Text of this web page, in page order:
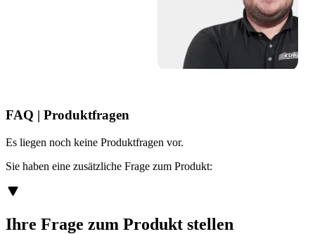
FAQ | Produktfragen
Es liegen noch keine Produktfragen vor.
Sie haben eine zusätzliche Frage zum Produkt:
Ihre Frage zum Produkt stellen